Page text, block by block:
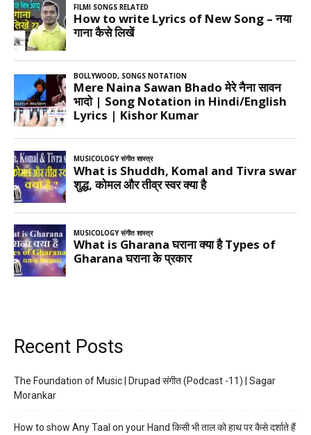
Recent Posts
The Foundation of Music | Drupad संगीत (Podcast -11) | Sagar
Morankar
How to show Any Taal on your Hand किसी भी ताल को हाथ पर कैसे दर्शाते हैं